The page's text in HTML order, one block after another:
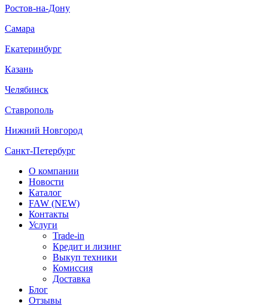
Ростов-на-Дону
Самара
Екатеринбург
Казань
Челябинск
Ставрополь
Нижний Новгород
Санкт-Петербург
О компании
Новости
Каталог
FAW (NEW)
Контакты
Услуги
Trade-in
Кредит и лизинг
Выкуп техники
Комиссия
Доставка
Блог
Отзывы